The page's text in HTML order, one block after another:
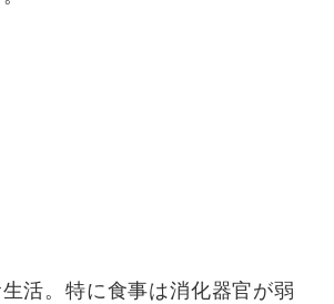
活。特に食事は消化器官が弱